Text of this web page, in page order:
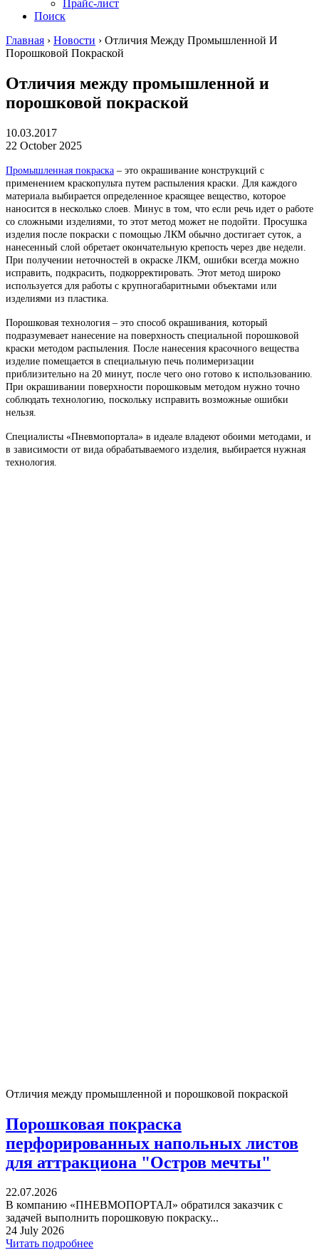
Прайс-лист
Поиск
Главная › Новости › Отличия Между Промышленной И
Порошковой Покраской
Отличия между промышленной и
порошковой покраской
10.03.2017
22 October 2025
Промышленная покраска – это окрашивание конструкций с
применением краскопульта путем распыления краски. Для каждого
материала выбирается определенное красящее вещество, которое
наносится в несколько слоев. Минус в том, что если речь идет о работе
со сложными изделиями, то этот метод может не подойти. Просушка
изделия после покраски с помощью ЛКМ обычно достигает суток, а
нанесенный слой обретает окончательную крепость через две недели.
При получении неточностей в окраске ЛКМ, ошибки всегда можно
исправить, подкрасить, подкорректировать. Этот метод широко
используется для работы с крупногабаритными объектами или
изделиями из пластика.
Порошковая технология – это способ окрашивания, который
подразумевает нанесение на поверхность специальной порошковой
краски методом распыления. После нанесения красочного вещества
изделие помещается в специальную печь полимеризации
приблизительно на 20 минут, после чего оно готово к использованию.
При окрашивании поверхности порошковым методом нужно точно
соблюдать технологию, поскольку исправить возможные ошибки
нельзя.
Специалисты «Пневмопортала» в идеале владеют обоими методами, и
в зависимости от вида обрабатываемого изделия, выбирается нужная
технология.
Отличия между промышленной и порошковой покраской
Порошковая покраска
перфорированных напольных листов
для аттракциона "Остров мечты"
22.07.2026
В компанию «ПНЕВМОПОРТАЛ» обратился заказчик с
задачей выполнить порошковую покраску...
24 July 2026
Читать подробнее